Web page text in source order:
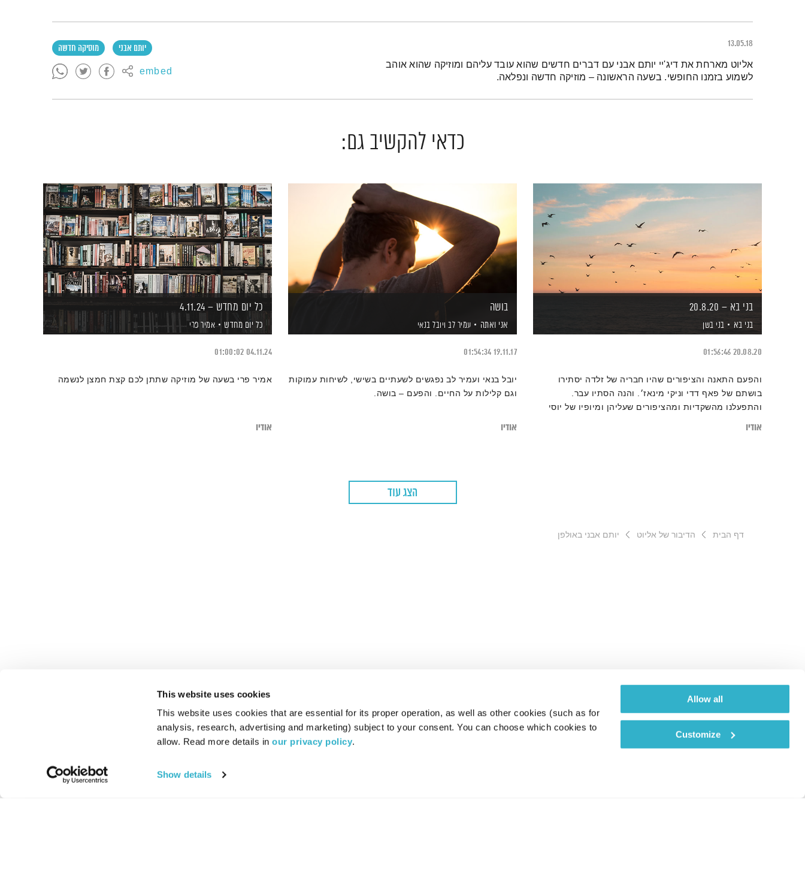
This website uses cookies
This website uses cookies that are essential for its proper operation, as well as other cookies (such as for
analysis, research, advertising and marketing) subject to your consent. You can choose which cookies to
allow. Read more details in our privacy policy.
Show details
Allow all
Customize
13.05.18 יותם אבני מוסיקה חדשה
embed תמצית הפודקאסט
אליוט מארחת את דיג'יי יותם אבני עם דברים חדשים שהוא עובד עליהם ומוזיקה שהוא אוהב
לשמוע בזמנו החופשי. בשעה הראשונה – מוזיקה חדשה ונפלאה.
כדאי להקשיב גם:
בני בא – 20.8.20
בני בא בני בשן
20.08.20
01:56:46
והפעם התאנה והציפורים שהיו חבריה של זלדה יסתירו
בושתם של פאף דדי וניקי מינאז׳. והנה הסתיו עבר.
והתפעלנו מהשקדיות ומהציפורים שעליהן ומיופיו של יוסי
אודיו
בושה
אני ואתה עמיר לב ויובל בנאי
19.11.17
01:54:34
יובל בנאי ועמיר לב נפגשים לשעתיים בשישי, לשיחות עמוקות
וגם קלילות על החיים. והפעם – בושה.
אודיו
כל יום מחדש – 4.11.24
כל יום מחדש אמיר פרי
04.11.24
01:00:02
אמיר פרי בשעה של מוזיקה שתתן לכם קצת חמצן לנשמה
אודיו
הצג עוד
דף הבית הדיבור של אליוט יותם אבני באולפן